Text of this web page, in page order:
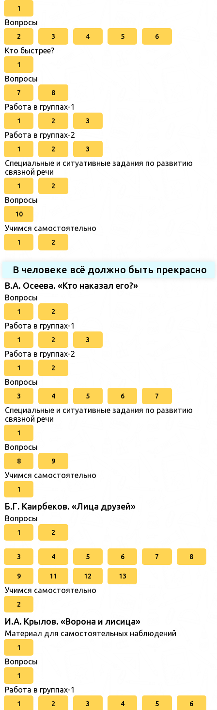
1
Вопросы
2 3 4 5 6
Кто быстрее?
1
Вопросы
7 8
Работа в группах-1
1 2 3
Работа в группах-2
1 2 3
Специальные и ситуативные задания по развитию
связной речи
1 2
Вопросы
10
Учимся самостоятельно
1 2
В человеке всё должно быть прекрасно
В.А. Осеева. «Кто наказал его?»
Вопросы
1 2
Работа в группах-1
1 2 3
Работа в группах-2
1 2
Вопросы
3 4 5 6 7
Специальные и ситуативные задания по развитию
связной речи
1
Вопросы
8 9
Учимся самостоятельно
1
Б.Г. Каирбеков. «Лица друзей»
Вопросы
1 2
3 4 5 6 7 8
9 11 12 13
Учимся самостоятельно
2
И.А. Крылов. «Ворона и лисица»
Материал для самостоятельных наблюдений
1
Вопросы
1
Работа в группах-1
1 2 3 4 5 6